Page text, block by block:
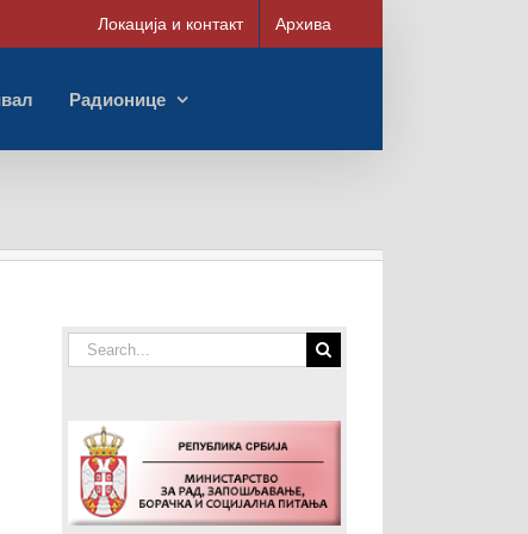
Локација и контакт Архива
Радионице
Search
for: